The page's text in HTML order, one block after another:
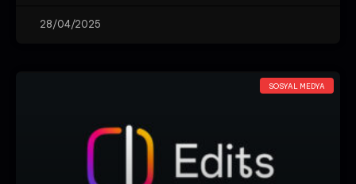
28/04/2025
SOSYAL MEDYA